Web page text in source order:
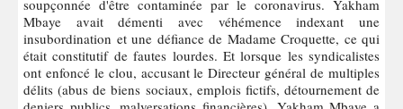
soupçonnée d'être contaminée par le coronavirus. Yakham
Mbaye avait démenti avec véhémence indexant une
insubordination et une défiance de Madame Croquette, ce qui
était constitutif de fautes lourdes. Et lorsque les syndicalistes
ont enfoncé le clou, accusant le Directeur général de multiples
délits (abus de biens sociaux, emplois fictifs, détournement de